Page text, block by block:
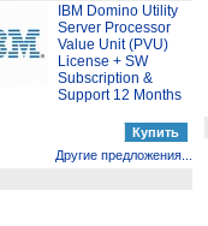
IBM Domino Utility
Server Processor
Value Unit (PVU)
License + SW
Subscription &
Support 12 Months
Другие предложения...